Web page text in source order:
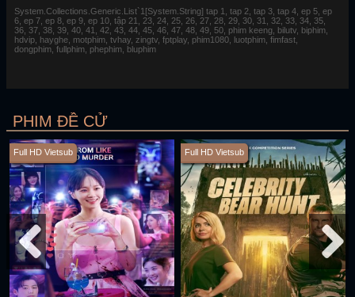
System.Collections.Generic.List`1[System.String] tap 1, tap 2, tap 3, tap 4, ep 5, ep
6, ep 7, ep 8, ep 9, ep 10, tập 21, 23, 24, 25, 26, 27, 28, 29, 30, 31, 32, 33, 34, 35,
36, 37, 38, 39, 40, 41, 42, 43, 44, 45, 46, 47, 48, 49, 50, phim keeng, bilutv, biphim,
hdvip, hayghe, motphim, tvhay, zingtv, fptplay, phim1080, luotphim, fimfast,
dongphim, fullphim, phephim, bluphim
PHIM ĐỀ CỬ
Full HD Vietsub Full HD Vietsub